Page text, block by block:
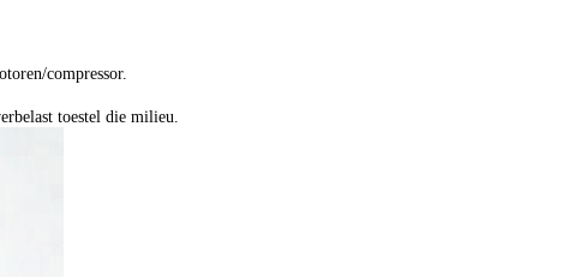
compressor.
toestel die milieu.